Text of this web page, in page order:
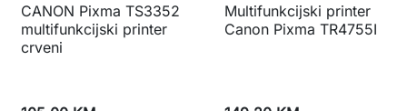
CANON Pixma TS3352
multifunkcijski printer
crveni
Multifunkcijski printer
Canon Pixma TR4755I